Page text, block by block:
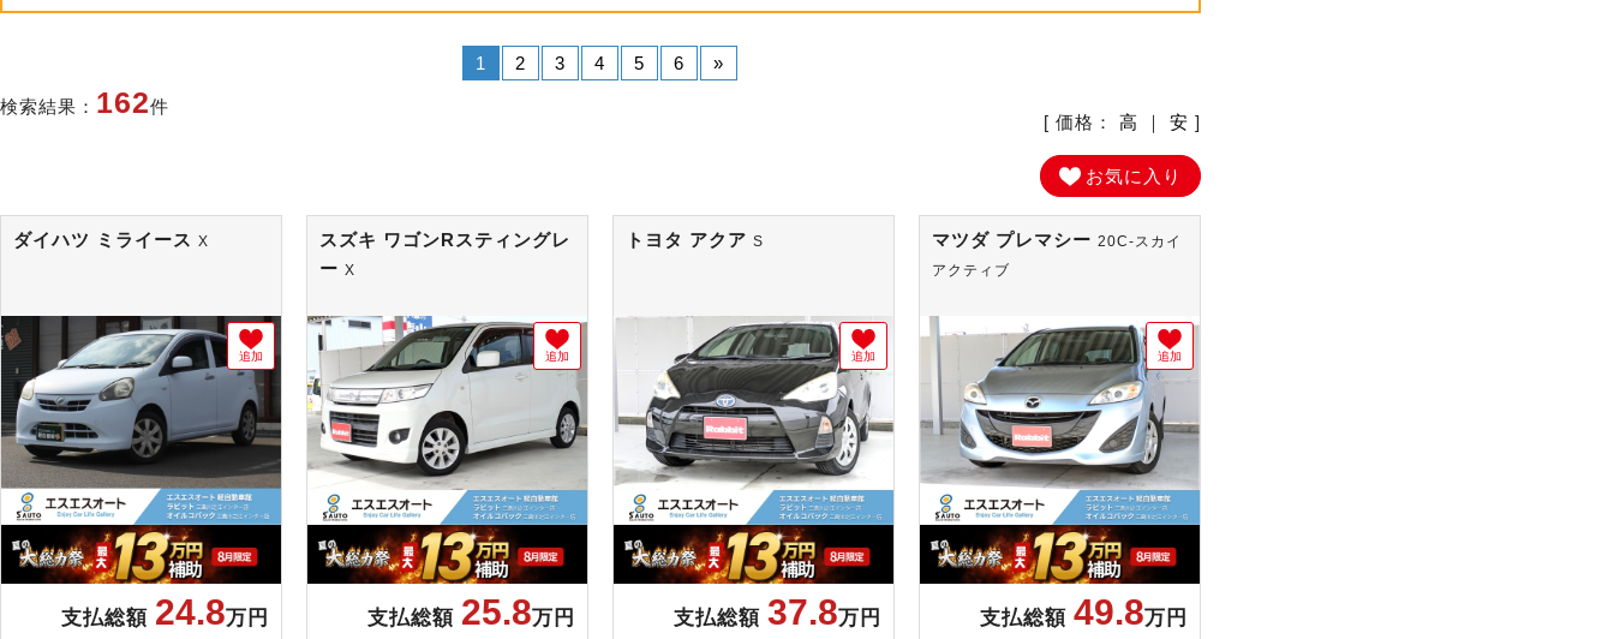
1 2 3 4 5 6 »
検索結果： 162件
[ 価格： 高 ｜ 安 ]
お気に入り
ダイハツ ミライース X
追加
支払総額 24.8万円
スズキ ワゴンRスティングレ
ー X
追加
支払総額 25.8万円
トヨタ アクア S
追加
支払総額 37.8万円
マツダ プレマシー 20C-スカイ
アクティブ
追加
支払総額 49.8万円